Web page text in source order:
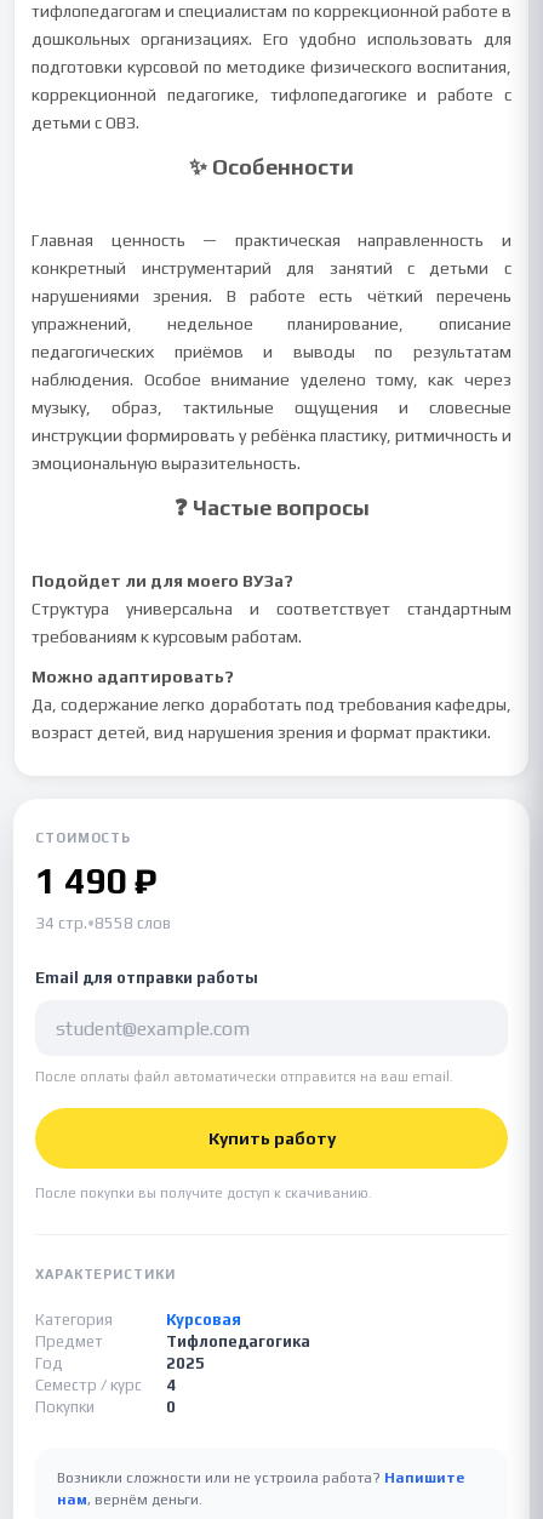
тифлопедагогам и специалистам по коррекционной работе в
дошкольных организациях. Его удобно использовать для
подготовки курсовой по методике физического воспитания,
коррекционной педагогике, тифлопедагогике и работе с
детьми с ОВЗ.
✨ Особенности
Главная ценность — практическая направленность и
конкретный инструментарий для занятий с детьми с
нарушениями зрения. В работе есть чёткий перечень
упражнений, недельное планирование, описание
педагогических приёмов и выводы по результатам
наблюдения. Особое внимание уделено тому, как через
музыку, образ, тактильные ощущения и словесные
инструкции формировать у ребёнка пластику, ритмичность и
эмоциональную выразительность.
❓ Частые вопросы
Подойдет ли для моего ВУЗа?
Структура универсальна и соответствует стандартным
требованиям к курсовым работам.
Можно адаптировать?
Да, содержание легко доработать под требования кафедры,
возраст детей, вид нарушения зрения и формат практики.
СТОИМОСТЬ
1 490 ₽
34 стр.•8558 слов
Email для отправки работы
После оплаты файл автоматически отправится на ваш email.
Купить работу
После покупки вы получите доступ к скачиванию.
ХАРАКТЕРИСТИКИ
Категория
Курсовая
Предмет
Тифлопедагогика
Год
2025
Семестр / курс
4
Покупки
0
Возникли сложности или не устроила работа? Напишите
нам, вернём деньги.